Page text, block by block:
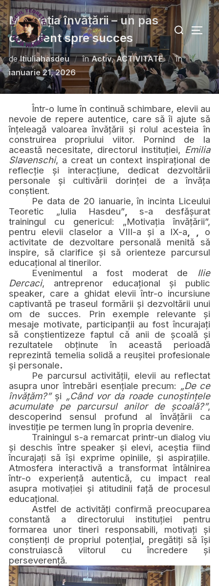
Motivația învățării – un pas
conștient spre succes
deltiuliahasdeu înActiv,ACTIVITATE
în
ianuarie 21, 2026
Într-o lume în continuă schimbare, elevii au
nevoie de repere autentice, care să îi ajute să
înțeleagă valoarea învățării și rolul acesteia în
construirea propriului viitor. Pornind de la
această necesitate, directorul instituției, Emilia
Slavenschi, a creat un context inspirațional de
reflecție și interacțiune, dedicat dezvoltării
personale și cultivării dorinței de a învăța
conștient.
Pe data de 20 ianuarie, în incinta Liceului
Teoretic „Iulia Hasdeu”, s-a desfășurat
trainingul cu genericul: „Motivația învățării”,
pentru elevii claselor aVIII-a și a IX-a, , o
activitate de dezvoltare personală menită să
inspire, să clarifice și să orienteze parcursul
educațional al tinerilor.
Evenimentul a fost moderat de Ilie
Dercaci, antreprenor educațional și public
speaker, care a ghidat elevii într-o incursiune
captivantă pe traseul formării și dezvoltării unui
om de succes. Prin exemple relevante și
mesaje motivate, participanții au fost încurajați
să conștientizeze faptul că anii de școală și
rezultatele obținute în această perioadă
reprezintă temelia solidă a reușitei profesionale
și personale.
Pe parcursul activității, elevii au reflectat
asupra unor întrebări esențiale precum: „De ce
învățăm?”și „Când vor da roade cunoștințele
acumulate pe parcursul anilor de școală?”,
descoperind sensul profund al învățării ca
investiție pe termen lung în propria devenire.
Trainingul s-a remarcat printr-un dialog viu
și deschis între speaker și elevi, aceștia fiind
încurajați să își exprime opiniile, și aspirațiile.
Atmosfera interactivă a transformat întâlnirea
într-o experiență autentică, cu impact real
asupra motivației și atitudinii față de procesul
educațional.
Astfel de activități confirmă preocuparea
constantă a directorului instituției pentru
formarea unor tineri responsabili, motivați și
conștienți de propriul potențial, pregătiți să își
construiască viitorul cu încredere și
perseverență.